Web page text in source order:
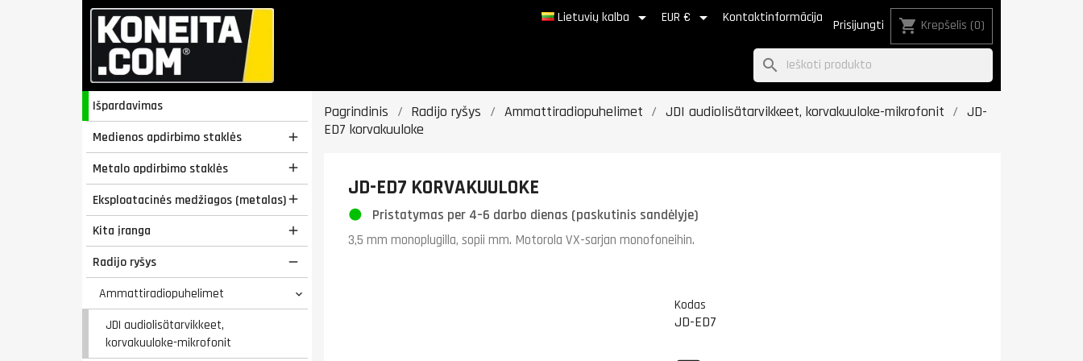
Lietuvių kalba  EUR €  Kontaktinformācija Prisijungti shopping_cart Krepšelis (0)
search
Išpardavimas
Medienos apdirbimo staklės

Metalo apdirbimo staklės 
Eksploatacinės medžiagos (metalas)
Kita įranga 
Radijo ryšys 
Ammattiradiopuhelimet 
JDI audiolisätarvikkeet,
korvakuuloke-mikrofonit
Pagrindinis Radijo ryšys Ammattiradiopuhelimet JDI audiolisätarvikkeet, korvakuuloke-mikrofonit
JD-
ED7 korvakuuloke
JD-ED7 KORVAKUULOKE
Pristatymas per 4–6 darbo dienas (paskutinis sandėlyje)
3,5 mm monoplugilla, sopii mm. Motorola VX-sarjan monofoneihin.
Kodas
JD-ED7